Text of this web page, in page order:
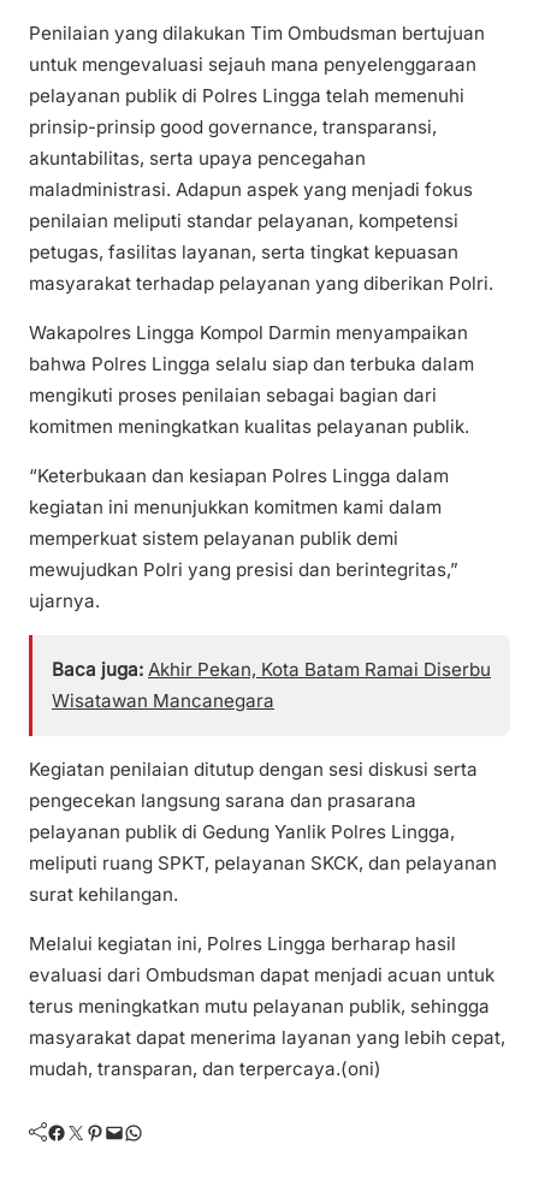
Penilaian yang dilakukan Tim Ombudsman bertujuan
untuk mengevaluasi sejauh mana penyelenggaraan
pelayanan publik di Polres Lingga telah memenuhi
prinsip-prinsip good governance, transparansi,
akuntabilitas, serta upaya pencegahan
maladministrasi. Adapun aspek yang menjadi fokus
penilaian meliputi standar pelayanan, kompetensi
petugas, fasilitas layanan, serta tingkat kepuasan
masyarakat terhadap pelayanan yang diberikan Polri.
Wakapolres Lingga Kompol Darmin menyampaikan
bahwa Polres Lingga selalu siap dan terbuka dalam
mengikuti proses penilaian sebagai bagian dari
komitmen meningkatkan kualitas pelayanan publik.
“Keterbukaan dan kesiapan Polres Lingga dalam
kegiatan ini menunjukkan komitmen kami dalam
memperkuat sistem pelayanan publik demi
mewujudkan Polri yang presisi dan berintegritas,”
ujarnya.
Baca juga: Akhir Pekan, Kota Batam Ramai Diserbu
Wisatawan Mancanegara
Kegiatan penilaian ditutup dengan sesi diskusi serta
pengecekan langsung sarana dan prasarana
pelayanan publik di Gedung Yanlik Polres Lingga,
meliputi ruang SPKT, pelayanan SKCK, dan pelayanan
surat kehilangan.
Melalui kegiatan ini, Polres Lingga berharap hasil
evaluasi dari Ombudsman dapat menjadi acuan untuk
terus meningkatkan mutu pelayanan publik, sehingga
masyarakat dapat menerima layanan yang lebih cepat,
mudah, transparan, dan terpercaya.(oni)
Facebook Twitter Pinterest Mail WhatsApp